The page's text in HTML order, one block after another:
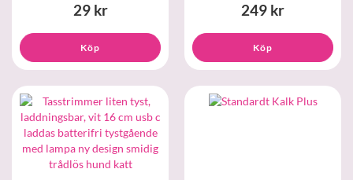
29 kr
Köp
249 kr
Köp